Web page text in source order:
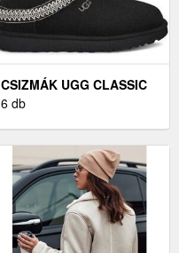
CSIZMÁK UGG CLASSIC
SHORT
6 db